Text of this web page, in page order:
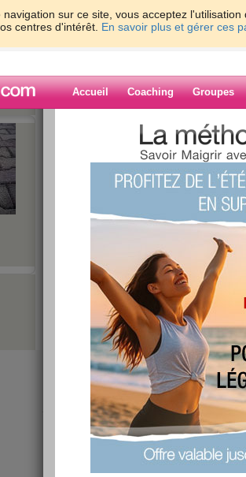
navigation sur ce site, vous acceptez
centres d'intérêt. En savoir plus et gérer ces
Accueil Coaching Groupes
> > Plus
Blog de
Plus internet
Bonjour les amies. Dans les jours a venir,
falloir désinstaller la vieille et installer la
un pro de l'informatique, nous allons devoir
n'aurai donc plus internet ni téléphone
bientôt, bisous.
Notre gendre nous a aidé à désinstaller
Heureusement que les jeunes sont doués en
le branchement de la télé mais je pense que
je suis plus ordinateur que télé. Bisous.
mon alimentation
4 biscottes